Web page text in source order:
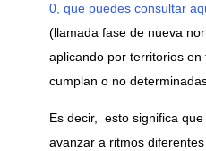
0, que puedes consultar
(llamada fase de nueva
aplicando por territorios en
cumplan o no
Es decir, esto significa
avanzar a ritmos